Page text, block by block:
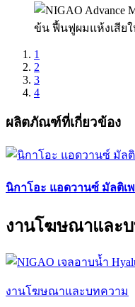
1
2
3
4
ผลิตภัณฑ์ที่เกี่ยวข้อง
นิกาโอะ แอดวานซ์ มัลติเ
งานโฆษณาและ
งานโฆษณาและบทความ